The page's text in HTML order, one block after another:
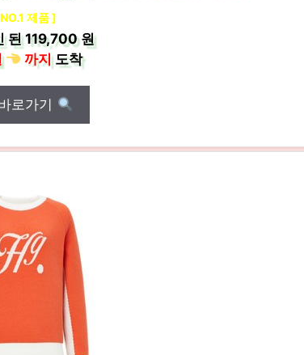
NO.1 제품 ]
된119,700 원
까지도착
로가기